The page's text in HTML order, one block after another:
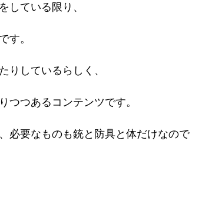
している限り、
す。
りしているらしく、
つつあるコンテンツです。
必要なものも銃と防具と体だけなので